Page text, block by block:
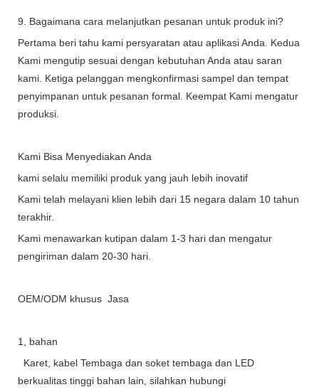
9. Bagaimana cara melanjutkan pesanan untuk produk ini?
Pertama beri tahu kami persyaratan atau aplikasi Anda. Kedua
Kami mengutip sesuai dengan kebutuhan Anda atau saran
kami. Ketiga pelanggan mengkonfirmasi sampel dan tempat
penyimpanan untuk pesanan formal. Keempat Kami mengatur
produksi.
Kami Bisa Menyediakan Anda
kami selalu memiliki produk yang jauh lebih inovatif
Kami telah melayani klien lebih dari 15 negara dalam 10 tahun
terakhir.
Kami menawarkan kutipan dalam 1-3 hari dan mengatur
pengiriman dalam 20-30 hari.
OEM/ODM khusus Jasa
1, bahan
Karet, kabel Tembaga dan soket tembaga dan LED
berkualitas tinggi bahan lain, silahkan hubungi